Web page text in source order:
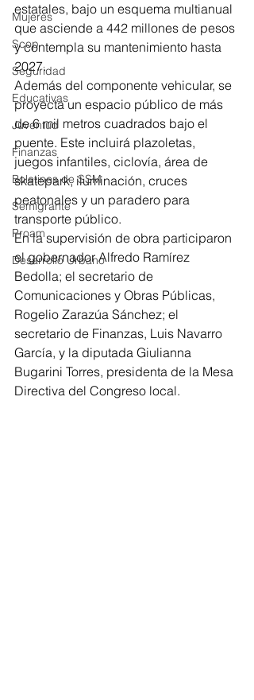
Mujeres
Scop
Seguridad
Educativas
Juventud
Finanzas
Boletines de SSM
Semigrante
Proam
Desarrollo Urbano
estatales, bajo un esquema multianual
que asciende a 442 millones de pesos
y contempla su mantenimiento hasta
2027.
Además del componente vehicular, se
proyecta un espacio público de más
de 6 mil metros cuadrados bajo el
puente. Este incluirá plazoletas,
juegos infantiles, ciclovía, área de
skatepark, iluminación, cruces
peatonales y un paradero para
transporte público.
En la supervisión de obra participaron
el gobernador Alfredo Ramírez
Bedolla; el secretario de
Comunicaciones y Obras Públicas,
Rogelio Zarazúa Sánchez; el
secretario de Finanzas, Luis Navarro
García, y la diputada Giulianna
Bugarini Torres, presidenta de la Mesa
Directiva del Congreso local.